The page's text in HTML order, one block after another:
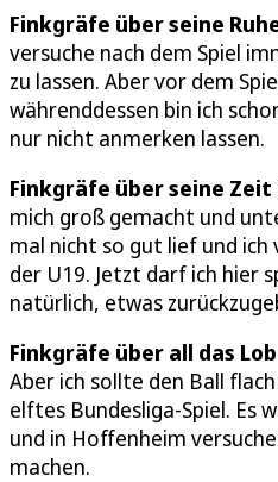
Finkgräfe über seine
versuche nach dem Spiel
zu lassen. Aber vor dem
währenddessen bin ich
nur nicht anmerken lassen.
Finkgräfe über seine Zeit
mich groß gemacht und
mal nicht so gut lief und
der U19. Jetzt darf ich hier
natürlich, etwas
Finkgräfe über all das
Aber ich sollte den Ball
elftes Bundesliga-Spiel. Es
und in Hoffenheim
machen.